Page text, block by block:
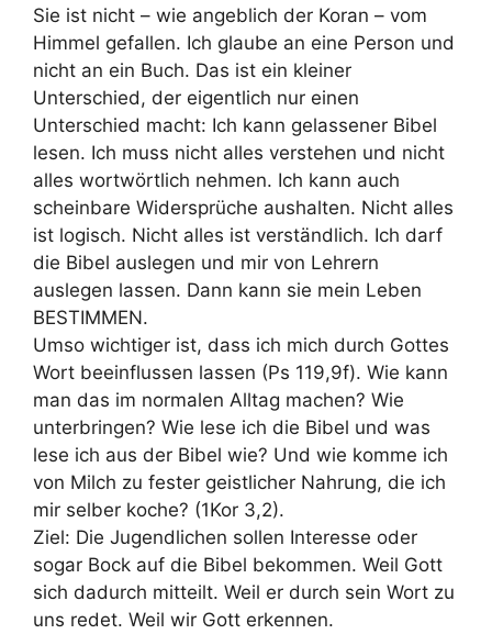
Sie ist nicht – wie angeblich der Koran – vom
Himmel gefallen. Ich glaube an eine Person und
nicht an ein Buch. Das ist ein kleiner
Unterschied, der eigentlich nur einen
Unterschied macht: Ich kann gelassener Bibel
lesen. Ich muss nicht alles verstehen und nicht
alles wortwörtlich nehmen. Ich kann auch
scheinbare Widersprüche aushalten. Nicht alles
ist logisch. Nicht alles ist verständlich. Ich darf
die Bibel auslegen und mir von Lehrern
auslegen lassen. Dann kann sie mein Leben
BESTIMMEN.
Umso wichtiger ist, dass ich mich durch Gottes
Wort beeinflussen lassen (Ps 119,9f). Wie kann
man das im normalen Alltag machen? Wie
unterbringen? Wie lese ich die Bibel und was
lese ich aus der Bibel wie? Und wie komme ich
von Milch zu fester geistlicher Nahrung, die ich
mir selber koche? (1Kor 3,2).
Ziel: Die Jugendlichen sollen Interesse oder
sogar Bock auf die Bibel bekommen. Weil Gott
sich dadurch mitteilt. Weil er durch sein Wort zu
uns redet. Weil wir Gott erkennen.